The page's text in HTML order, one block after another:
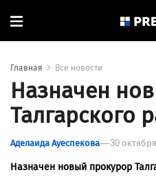
Главная Все новости
Назначен
Талгарского
Аделаида Ауеспекова 30
Назначен новый прокурор